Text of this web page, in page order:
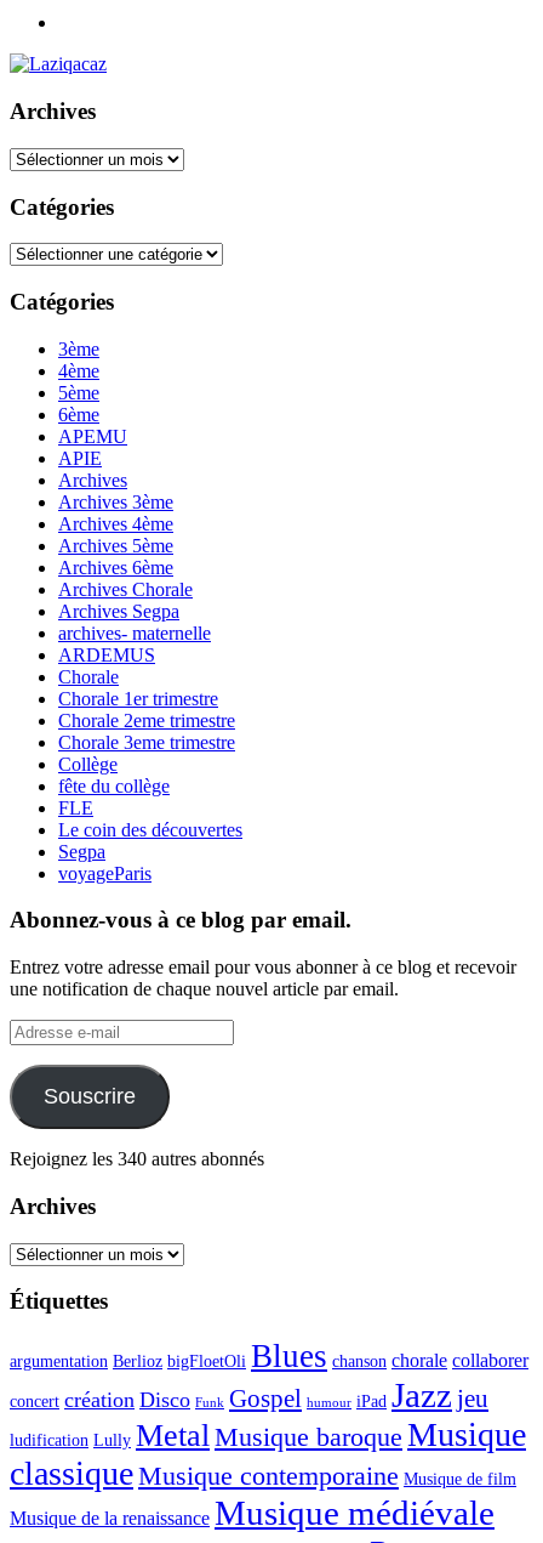
Archives
Archives
Catégories
Catégories
Catégories
3ème
4ème
5ème
6ème
APEMU
APIE
Archives
Archives 3ème
Archives 4ème
Archives 5ème
Archives 6ème
Archives Chorale
Archives Segpa
archives- maternelle
ARDEMUS
Chorale
Chorale 1er trimestre
Chorale 2eme trimestre
Chorale 3eme trimestre
Collège
fête du collège
FLE
Le coin des découvertes
Segpa
voyageParis
Abonnez-vous à ce blog par email.
Entrez votre adresse email pour vous abonner à ce blog et recevoir
une notification de chaque nouvel article par email.
Adresse
e-
mail
Souscrire
Rejoignez les 340 autres abonnés
Archives
Archives
Étiquettes
argumentation Berlioz bigFloetOli Blues chanson chorale collaborer
concert création Disco Funk Gospel humour iPad Jazz jeu
ludification Lully MetalMusique baroque Musique
classiqueMusique contemporaine Musique de film
Musique de la renaissance Musique médiévale